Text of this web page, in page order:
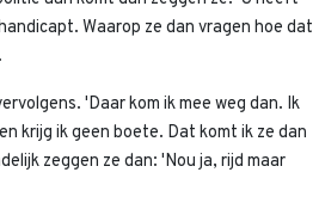
Waarop ze dan vragen hoe dat
'Daar kom ik mee weg dan. Ik
krijg ik geen boete. Dat komt ik ze dan
zeggen ze dan: 'Nou ja, rijd maar